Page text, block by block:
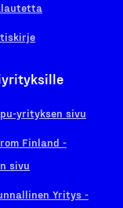
yrityksen sivu
Finland -
sivu
Yritys -